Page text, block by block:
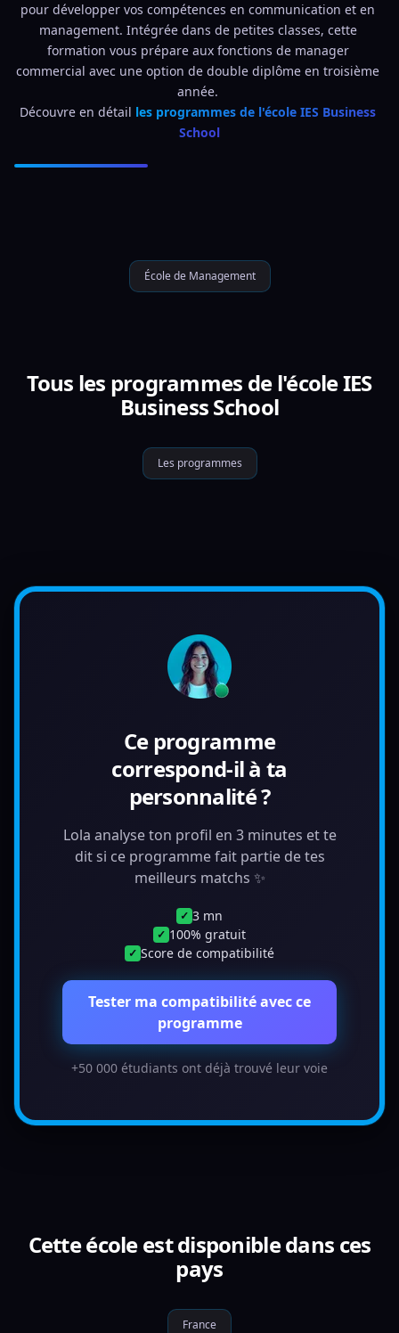
pour développer vos compétences en communication et en
management. Intégrée dans de petites classes, cette
formation vous prépare aux fonctions de manager
commercial avec une option de double diplôme en troisième
année.
Découvre en détail les programmes de l'école IES Business
School
École de Management
Tous les programmes de l'école IES
Business School
Les programmes
Ce programme
correspond-il à ta
personnalité ?
Lola analyse ton profil en 3 minutes et te
dit si ce programme fait partie de tes
meilleurs matchs ✨
✓ 3 mn
✓ 100% gratuit
✓ Score de compatibilité
Tester ma compatibilité avec ce
programme
+50 000 étudiants ont déjà trouvé leur voie
Cette école est disponible dans ces
pays
France